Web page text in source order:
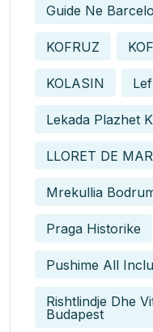
Guide Ne
KOFRUZ
KOLASIN
Lekada Plazhet
LLORET DE MAR
Mrekullia
Praga Historike
Pushime All
Rishtlindje Dhe
Budapest